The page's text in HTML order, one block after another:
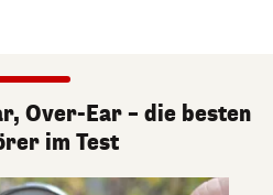
Over-Ear – die besten
im Test